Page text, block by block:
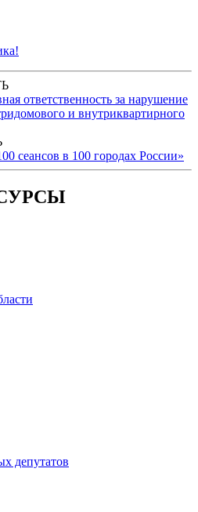
ответственность за нарушение
и внутриквартирного
сеансов в 100 городах России»
депутатов